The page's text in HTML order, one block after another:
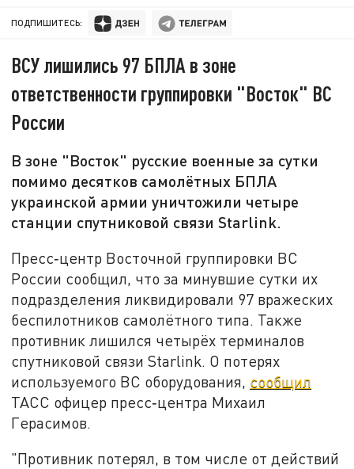
ПОДПИШИТЕСЬ:
ВСУ лишились 97 БПЛА в зоне
ответственности группировки "Восток" ВС
России
В зоне "Восток" русские военные за сутки
помимо десятков самолётных БПЛА
украинской армии уничтожили четыре
станции спутниковой связи Starlink.
Пресс‑центр Восточной группировки ВС
России сообщил, что за минувшие сутки их
подразделения ликвидировали 97 вражеских
беспилотников самолётного типа. Также
противник лишился четырёх терминалов
спутниковой связи Starlink. О потерях
используемого ВС оборудования, сообщил
ТАСС офицер пресс‑центра Михаил
Герасимов.
"Противник потерял, в том числе от действий